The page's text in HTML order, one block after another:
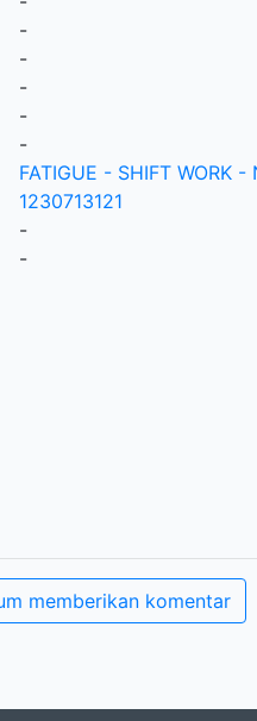
-
-
-
-
-
FATIGUE - SHIFT WORK -
1230713121
-
-
memberikan komentar